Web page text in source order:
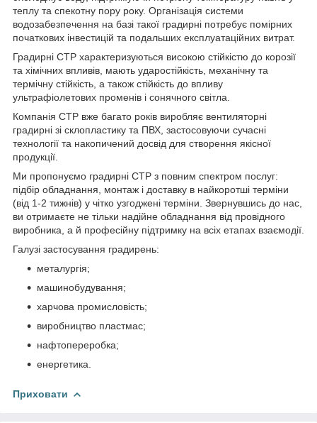
теплу та спекотну пору року. Організація системи
водозабезпечення на базі такої градирні потребує помірних
початкових інвестицій та подальших експлуатаційних витрат.
Градирні CTP характеризуються високою стійкістю до корозії
та хімічних впливів, мають ударостійкість, механічну та
термічну стійкість, а також стійкість до впливу
ультрафіолетових променів і сонячного світла.
Компанія СТР вже багато років виробляє вентиляторні
градирні зі склопластику та ПВХ, застосовуючи сучасні
технології та накопичений досвід для створення якісної
продукції.
Ми пропонуємо градирні CTP з повним спектром послуг:
підбір обладнання, монтаж і доставку в найкоротші терміни
(від 1-2 тижнів) у чітко узгоджені терміни. Звернувшись до нас,
ви отримаєте не тільки надійне обладнання від провідного
виробника, а й професійну підтримку на всіх етапах взаємодії.
Галузі застосування градирень:
металургія;
машинобудування;
харчова промисловість;
виробництво пластмас;
нафтопереробка;
енергетика.
Приховати